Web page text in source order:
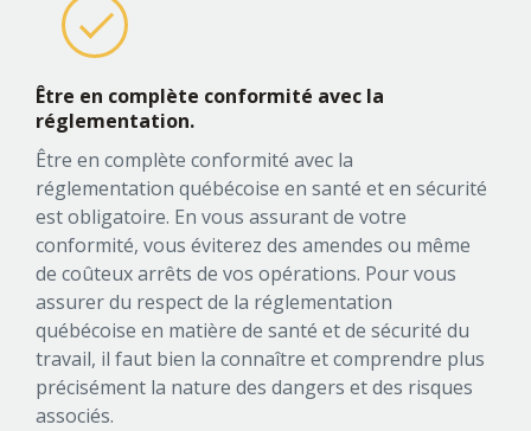
Être en complète conformité avec la
réglementation.
Être en complète conformité avec la
réglementation québécoise en santé et en sécurité
est obligatoire. En vous assurant de votre
conformité, vous éviterez des amendes ou même
de coûteux arrêts de vos opérations. Pour vous
assurer du respect de la réglementation
québécoise en matière de santé et de sécurité du
travail, il faut bien la connaître et comprendre plus
précisément la nature des dangers et des risques
associés.